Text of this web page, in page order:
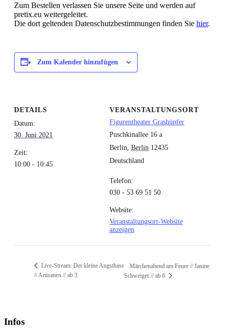
Zum Bestellen verlassen Sie unsere Seite und werden auf
pretix.eu weitergeleitet.
Die dort geltenden Datenschutzbestimmungen finden Sie hier.
Zum Kalender hinzufügen
DETAILS
Datum:
30. Juni 2021
Zeit:
10:00 - 10:45
VERANSTALTUNGSORT
Figurentheater Grashüpfer
Puschkinallee 16 a
Berlin, Berlin 12435
Deutschland
Telefon:
030 - 53 69 51 50
Website:
Veranstaltungsort-Website
anzeigen
Live-Stream: Der kleine Angsthase
// Artisanen // ab 3
Märchenabend am Feuer // Janine
Schweiger // ab 6
Infos